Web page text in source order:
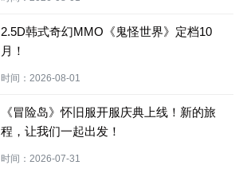
2.5D韩式奇幻MMO《鬼怪世界》定档10
月！
时间： 2026-08-01
《冒险岛》怀旧服开服庆典上线！新的旅
程，让我们一起出发！
时间： 2026-07-31